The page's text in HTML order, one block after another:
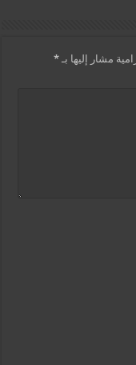
مشار إليها بـ*